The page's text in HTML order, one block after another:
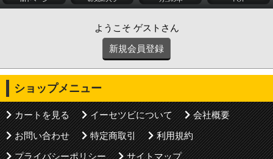
ようこそ ゲストさん
新規会員登録
ショップメニュー
カートを見る イーセツビについて
会社概要
お問い合わせ
特定商取引
利用規約
プライバシーポリシー
サイトマップ